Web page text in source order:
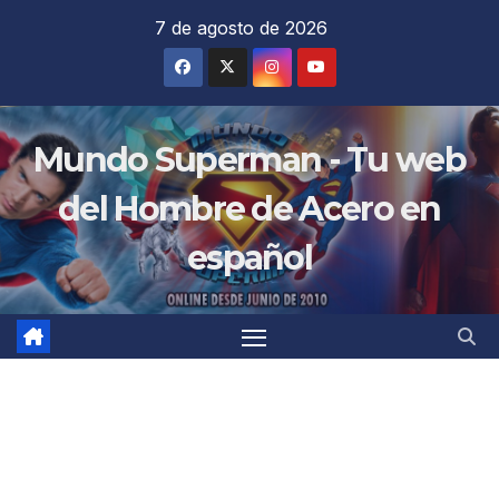
7 de agosto de 2026
Mundo Superman - Tu web
del Hombre de Acero en
español